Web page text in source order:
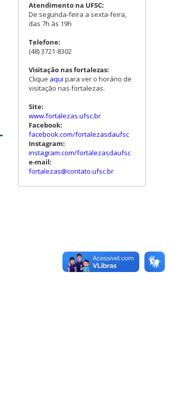
Atendimento na UFSC:
De segunda-feira a sexta-feira,
das 7h às 19h
Telefone:
(48) 3721-8302
Visitação nas fortalezas:
Clique aqui para ver o horário de
visitação nas fortalezas.
Site:
www.fortalezas.ufsc.br
Facebook:
facebook.com/fortalezasdaufsc
Instagram:
instagram.com/fortalezasdaufsc
e-mail:
fortalezas@contato.ufsc.br